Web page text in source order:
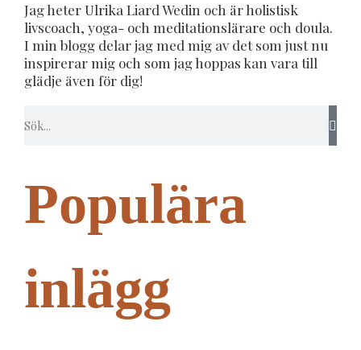
Jag heter Ulrika Liard Wedin och är holistisk
livscoach, yoga- och meditationslärare och doula.
I min blogg delar jag med mig av det som just nu
inspirerar mig och som jag hoppas kan vara till
glädje även för dig!
Populära
inlägg